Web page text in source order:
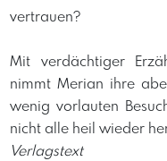
vertrauen?
Mit verdächtiger
nimmt Merian ihre
wenig vorlauten
nicht alle heil wieder
Verlagstext